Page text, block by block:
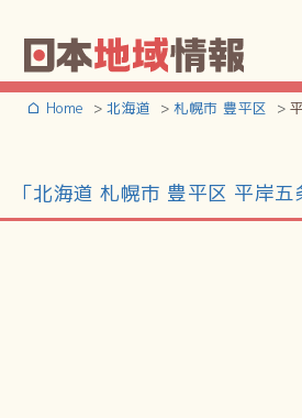
Home 北海道 札幌市 豊平区
「北海道 札幌市 豊平区 平岸